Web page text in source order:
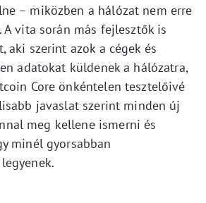
– miközben a hálózat nem erre
vita során más fejlesztők is
aki szerint azok a cégek és
adatokat küldenek a hálózatra,
Core önkéntelen tesztelőivé
javaslat szerint minden új
meg kellene ismerni és
minél gyorsabban